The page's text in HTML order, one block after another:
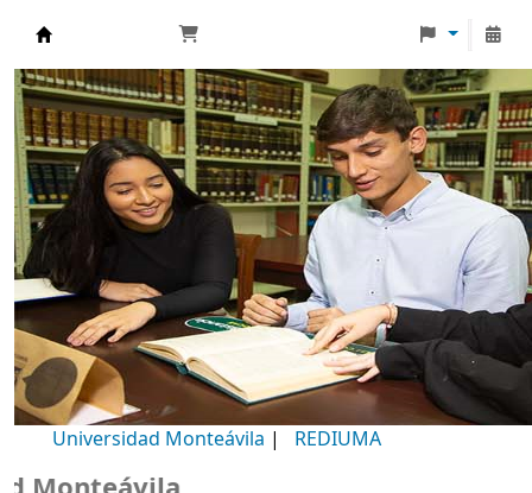
Biblioteca Universidad Monteávila
Universidad Monteávila | REDIUMA